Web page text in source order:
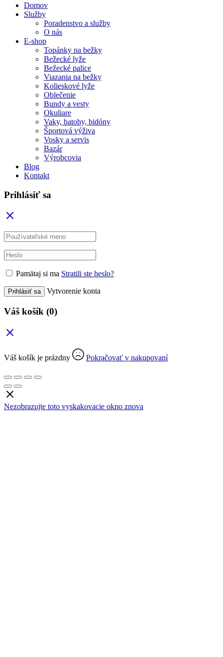
Domov
Služby
Poradenstvo a služby
O nás
E-shop
Topánky na bežky
Bežecké lyže
Bežecké palice
Viazania na bežky
Kolieskové lyže
Oblečenie
Bundy a vesty
Okuliare
Vaky, batohy, bidóny
Športová výživa
Vosky a servis
Bazár
Výrobcovia
Blog
Kontakt
Prihlásiť sa
Pamätaj si ma Stratili ste heslo?
Prihlásiť sa Vytvorenie konta
Váš košík (0)
Váš košík je prázdny Pokračovať v nakupovaní
Nezobrazujte toto vyskakovacie okno znova